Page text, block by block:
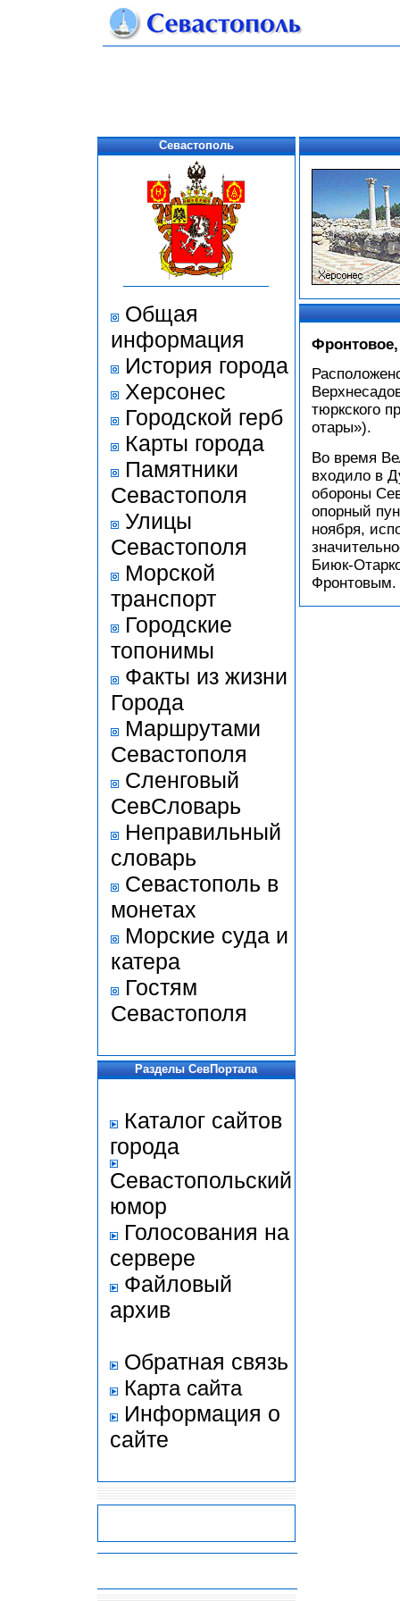
Севастополь
Общая
информация
История города
Херсонес
Городской герб
Карты города
Памятники
Севастополя
Улицы
Севастополя
Морской
транспорт
Городские
топонимы
Факты из жизни
Города
Маршрутами
Севастополя
Сленговый
СевСловарь
Неправильный
словарь
Севастополь в
монетах
Морские суда и
катера
Гостям
Севастополя
Разделы СевПортала
Каталог сайтов
города
Севастопольский
юмор
Голосования на
сервере
Файловый
архив
Обратная связь
Карта сайта
Информация о
сайте
тюркского
отары»).
Во время
входило в
обороны
опорный
ноября,
Биюк-
Фронтовым.